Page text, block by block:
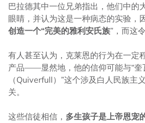
巴拉德其中一位兄弟指出，他们中的
眼睛，并认为这是一种病态的实验，
创造一个“完美的雅利安氏族”，而这
有人甚至认为，克莱恩的行为在一定
产品——显然地，他的信仰可能与“奎
（Quiverfull）”这个涉及白人民族主
关。
这些信徒相信， 多生孩子是上帝恩宠